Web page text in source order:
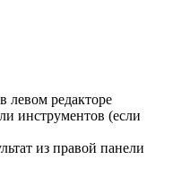
левом редакторе
инструментов (если
из правой панели